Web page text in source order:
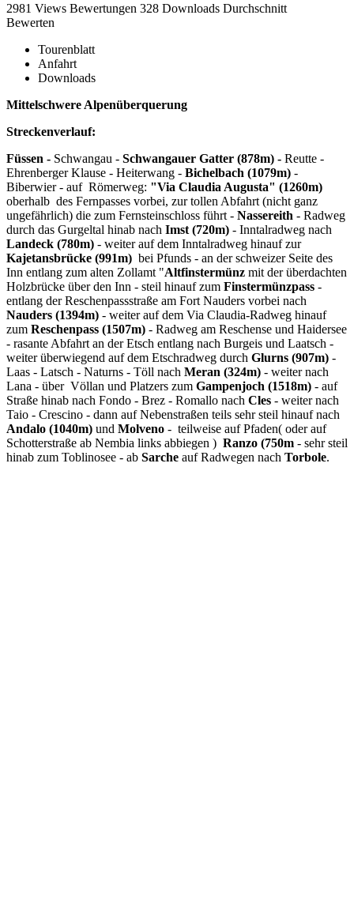
2981 Views Bewertungen 328 Downloads Durchschnitt
Bewerten
Tourenblatt
Anfahrt
Downloads
Mittelschwere Alpenüberquerung
Streckenverlauf:
Füssen - Schwangau - Schwangauer Gatter (878m) - Reutte -
Ehrenberger Klause - Heiterwang - Bichelbach (1079m) -
Biberwier - auf Römerweg: "Via Claudia Augusta" (1260m)
oberhalb des Fernpasses vorbei, zur tollen Abfahrt (nicht ganz
ungefährlich) die zum Fernsteinschloss führt - Nassereith - Radweg
durch das Gurgeltal hinab nach Imst (720m) - Inntalradweg nach
Landeck (780m) - weiter auf dem Inntalradweg hinauf zur
Kajetansbrücke (991m) bei Pfunds - an der schweizer Seite des
Inn entlang zum alten Zollamt "Altfinstermünz mit der überdachten
Holzbrücke über den Inn - steil hinauf zum Finstermünzpass -
entlang der Reschenpassstraße am Fort Nauders vorbei nach
Nauders (1394m) - weiter auf dem Via Claudia-Radweg hinauf
zum Reschenpass (1507m) - Radweg am Reschense und Haidersee
- rasante Abfahrt an der Etsch entlang nach Burgeis und Laatsch -
weiter überwiegend auf dem Etschradweg durch Glurns (907m) -
Laas - Latsch - Naturns - Töll nach Meran (324m) - weiter nach
Lana - über Völlan und Platzers zum Gampenjoch (1518m) - auf
Straße hinab nach Fondo - Brez - Romallo nach Cles - weiter nach
Taio - Crescino - dann auf Nebenstraßen teils sehr steil hinauf nach
Andalo (1040m) und Molveno - teilweise auf Pfaden( oder auf
Schotterstraße ab Nembia links abbiegen ) Ranzo (750m - sehr steil
hinab zum Toblinosee - ab Sarche auf Radwegen nach Torbole.